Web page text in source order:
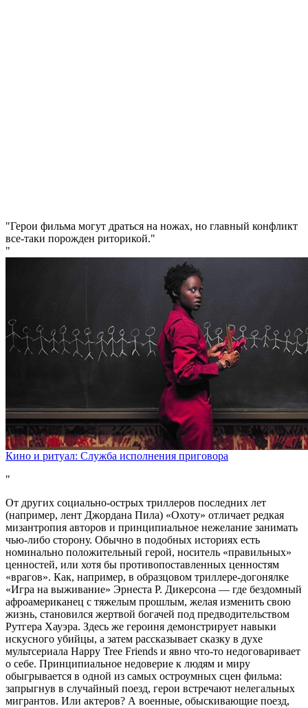
Герои фильма могут драться на ножах, но главный конфликт
все-таки порожден риторикой.
Кино и ритуал: Служба исполнения приговора
От других социально-острых триллеров последних лет
(например, лент Джордана Пила) «Охоту» отличает редкая
мизантропия авторов и принципиальное нежелание занимать
чью-либо сторону. Обычно в подобных историях есть
номинально положительный герой, носитель «правильных»
ценностей, или хотя бы противопоставленных ценностям
«врагов». Как, например, в образцовом триллере-догонялке
«Игра на выживание» Эрнеста Р. Дикерсона — где бездомный
афроамериканец с тяжелым прошлым, желая изменить свою
жизнь, становился жертвой богачей под предводительством
Рутгера Хауэра. Здесь же героиня демонстрирует навыки
искусного убийцы, а затем рассказывает сказку в духе
мультсериала Happy Tree Friends и явно что-то недоговаривает
о себе. Принципиальное недоверие к людям и миру
обыгрывается в одной из самых остроумных сцен фильма:
запрыгнув в случайный поезд, герои встречают нелегальных
мигрантов. Или актеров? А военные, обыскивающие поезд,